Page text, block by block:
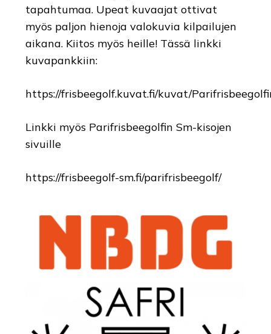
tapahtumaa. Upeat kuvaajat ottivat
myös paljon hienoja valokuvia kilpailujen
aikana. Kiitos myös heille! Tässä linkki
kuvapankkiin:
https://frisbeegolf.kuvat.fi/kuvat/
Linkki myös Parifrisbeegolfin Sm-kisojen
sivuille
https://frisbeegolf-sm.fi/parifrisbeegolf/